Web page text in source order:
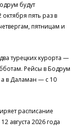
будут
пять раз в
пятницам и
турецких курорта —
Рейсы в Бодрум
а в Даламан — с 10
расписание
августа 2026 года